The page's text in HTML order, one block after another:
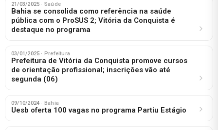
21/03/2025 · Saúde
Bahia se consolida como referência na saúde
pública com o ProSUS 2; Vitória da Conquista é
destaque no programa
03/01/2025 · Prefeitura
Prefeitura de Vitória da Conquista promove cursos
de orientação profissional; inscrições vão até
segunda (06)
09/10/2024 · Bahia
Uesb oferta 100 vagas no programa Partiu Estágio